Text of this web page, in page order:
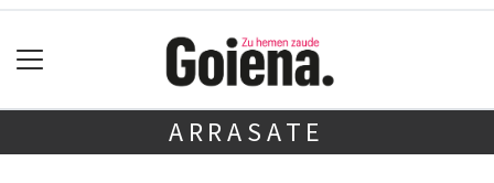
ARRASATE